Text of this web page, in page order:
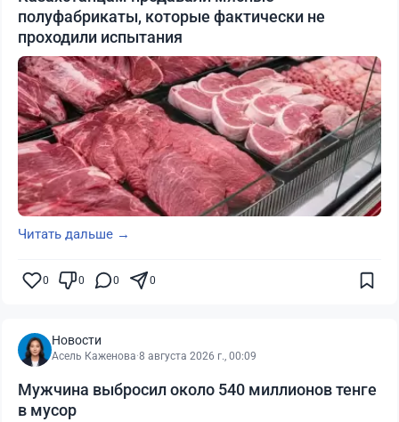
полуфабрикаты, которые фактически не
проходили испытания
Читать дальше →
0 0 0 0
Новости
Асель Каженова·8 августа 2026 г., 00:09
Мужчина выбросил около 540 миллионов тенге
в мусор